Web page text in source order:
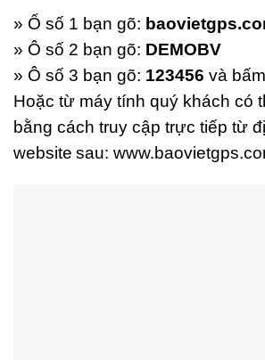
» Ổ số 1 bạn gõ:
» Ô số 2 bạn gõ: DEMOBV
» Ô số 3 bạn gõ: 123456 và
Hoặc từ máy tính quý khách có
bằng cách truy cập trực tiếp từ
website sau: